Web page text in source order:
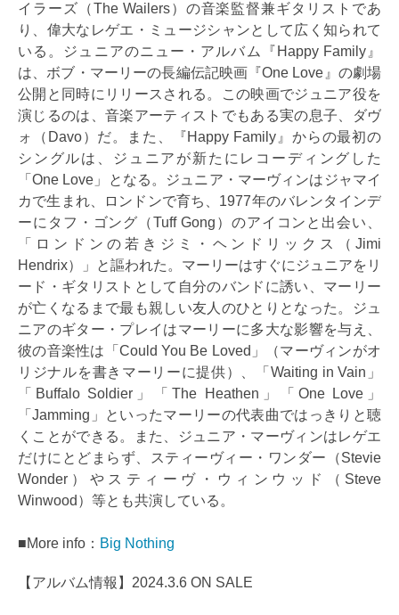
イラーズ（The Wailers）の音楽監督兼ギタリストであ
り、偉大なレゲエ・ミュージシャンとして広く知られて
いる。ジュニアのニュー・アルバム『Happy Family』
は、ボブ・マーリーの長編伝記映画『One Love』の劇場
公開と同時にリリースされる。この映画でジュニア役を
演じるのは、音楽アーティストでもある実の息子、ダヴ
ォ（Davo）だ。また、『Happy Family』からの最初の
シングルは、ジュニアが新たにレコーディングした
「One Love」となる。ジュニア・マーヴィンはジャマイ
カで生まれ、ロンドンで育ち、1977年のバレンタインデ
ーにタフ・ゴング（Tuff Gong）のアイコンと出会い、
「ロンドンの若きジミ・ヘンドリックス（Jimi
Hendrix）」と謳われた。マーリーはすぐにジュニアをリ
ード・ギタリストとして自分のバンドに誘い、マーリー
が亡くなるまで最も親しい友人のひとりとなった。ジュ
ニアのギター・プレイはマーリーに多大な影響を与え、
彼の音楽性は「Could You Be Loved」（マーヴィンがオ
リジナルを書きマーリーに提供）、「Waiting in Vain」
「Buffalo Soldier」「The Heathen」「One Love」
「Jamming」といったマーリーの代表曲ではっきりと聴
くことができる。また、ジュニア・マーヴィンはレゲエ
だけにとどまらず、スティーヴィー・ワンダー（Stevie
Wonder）やスティーヴ・ウィンウッド（Steve
Winwood）等とも共演している。
■More info： Big Nothing
【アルバム情報】2024.3.6 ON SALE